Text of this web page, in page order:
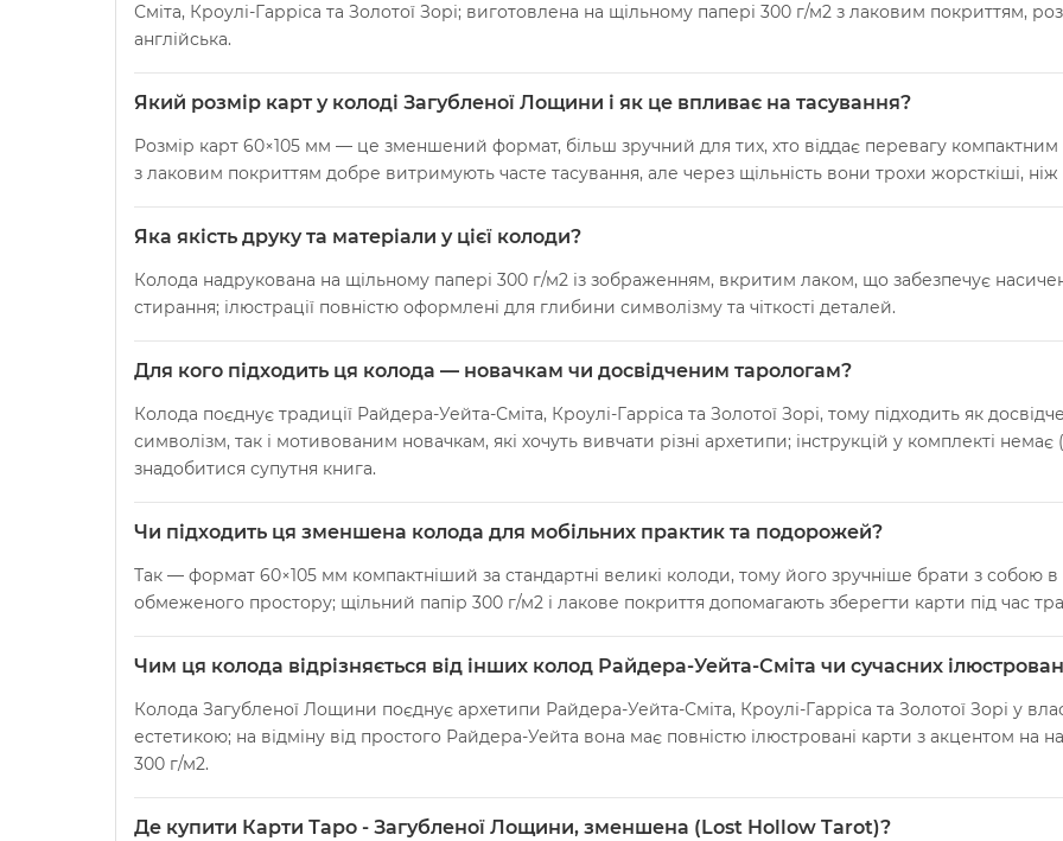
Сміта, Кроулі-Гарріса та Золотої Зорі; виготовлена на щільному папері 300 г/м2 з лаковим покриттям,
англійська.
Який розмір карт у колоді Загубленої Лощини і як це впливає на тасування?
Розмір карт 60×105 мм — це зменшений формат, більш зручний для тих, хто віддає перевагу
з лаковим покриттям добре витримують часте тасування, але через щільність вони трохи жорсткіші, ніж
Яка якість друку та матеріали у цієї колоди?
Колода надрукована на щільному папері 300 г/м2 із зображенням, вкритим лаком, що забезпечує
стирання; ілюстрації повністю оформлені для глибини символізму та чіткості деталей.
Для кого підходить ця колода — новачкам чи досвідченим тарологам?
Колода поєднує традиції Райдера-Уейта-Сміта, Кроулі-Гарріса та Золотої Зорі, тому підходить як
символізм, так і мотивованим новачкам, які хочуть вивчати різні архетипи; інструкцій у комплекті
знадобитися супутня книга.
Чи підходить ця зменшена колода для мобільних практик та подорожей?
Так — формат 60×105 мм компактніший за стандартні великі колоди, тому його зручніше брати з собою
обмеженого простору; щільний папір 300 г/м2 і лакове покриття допомагають зберегти карти під час
Чим ця колода відрізняється від інших колод Райдера-Уейта-Сміта чи сучасних
Колода Загубленої Лощини поєднує архетипи Райдера-Уейта-Сміта, Кроулі-Гарріса та Золотої Зорі у
естетикою; на відміну від простого Райдера-Уейта вона має повністю ілюстровані карти з акцентом на
300 г/м2.
Де купити Карти Таро - Загубленої Лощини, зменшена (Lost Hollow Tarot)?